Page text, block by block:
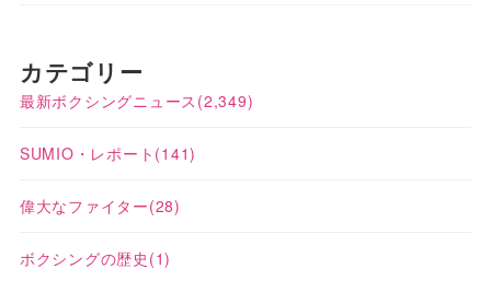
カテゴリー
最新ボクシングニュース (2,349)
SUMIO・レポート (141)
偉大なファイター(28)
ボクシングの歴史 (1)